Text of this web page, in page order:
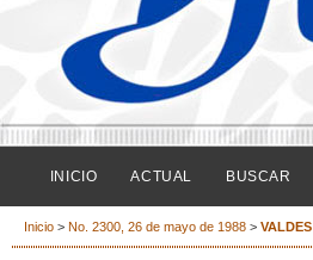
INICIO ACTUAL BUSCAR
Inicio > No. 2300, 26 de mayo de 1988 > VALDES